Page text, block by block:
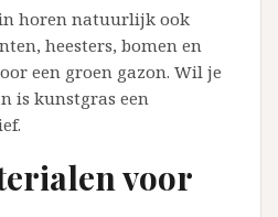
horen natuurlijk ook
heesters, bomen en
een groen gazon. Wil je
is kunstgras een
voor